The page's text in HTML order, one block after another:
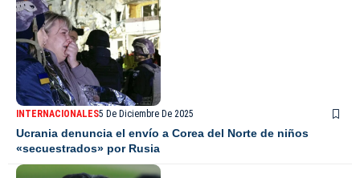
INTERNACIONALES5 De Diciembre De 2025
Ucrania denuncia el envío a Corea del Norte de niños
«secuestrados» por Rusia